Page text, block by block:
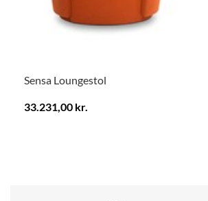
Sensa Loungestol
33.231,00 kr.